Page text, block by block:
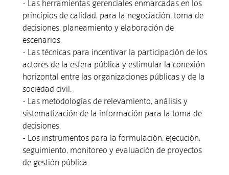
- Las herramientas gerenciales enmarcadas en los
principios de calidad, para la negociación, toma de
decisiones, planeamiento y elaboración de
escenarios.
- Las técnicas para incentivar la participación de los
actores de la esfera pública y estimular la conexión
horizontal entre las organizaciones públicas y de la
sociedad civil.
- Las metodologías de relevamiento, análisis y
sistematización de la información para la toma de
decisiones.
- Los instrumentos para la formulación, ejecución,
seguimiento, monitoreo y evaluación de proyectos
de gestión pública.